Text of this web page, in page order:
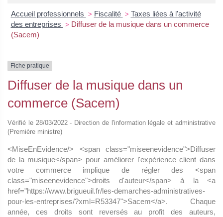
Accueil professionnels > Fiscalité > Taxes liées à l'activité
des entreprises > Diffuser de la musique dans un commerce
(Sacem)
Fiche pratique
Diffuser de la musique dans un
commerce (Sacem)
Vérifié le 28/03/2022 - Direction de l'information légale et administrative
(Première ministre)
<MiseEnEvidence/> <span class="miseenevidence">Diffuser
de la musique</span> pour améliorer l'expérience client dans
votre commerce implique de régler des <span
class="miseenevidence">droits d'auteur</span> à la <a
href="https://www.brigueuil.fr/les-demarches-administratives-
pour-les-entreprises/?xml=R53347">Sacem</a>. Chaque
année, ces droits sont reversés au profit des auteurs,